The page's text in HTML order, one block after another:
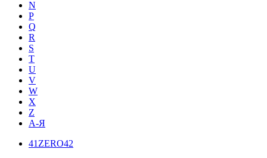
N
P
Q
R
S
T
U
V
W
X
Z
А-Я
41ZERO42